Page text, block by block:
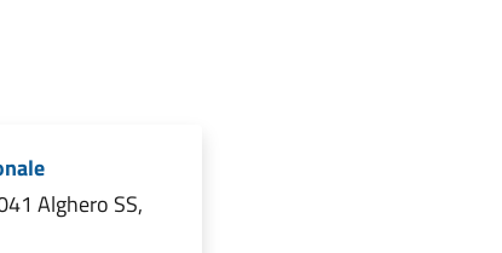
Alghero SS,